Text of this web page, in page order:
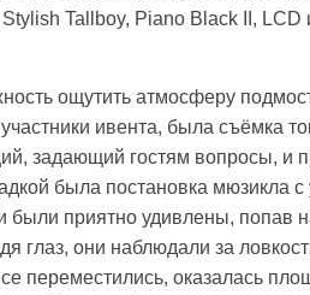
Tallboy, Piano Black II,
ощутить атмосферу
ивента, была съёмка
задающий гостям вопросы, и
была постановка мюзикла
были приятно удивлены,
глаз, они наблюдали за
переместились, оказалась